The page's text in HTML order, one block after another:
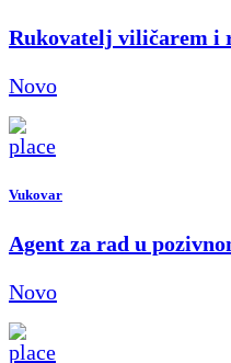
Rukovatelj viličarem i
Novo
Vukovar
Agent za rad u
Novo